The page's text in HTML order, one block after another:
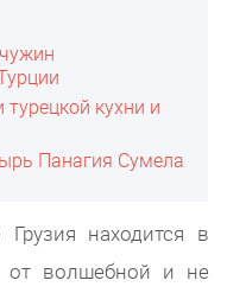
кухни и
Панагия Сумела
находится в
от волшебной и не